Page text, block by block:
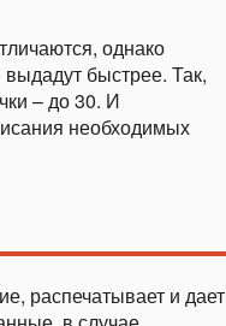
однако
быстрее. Так,
– до 30. И
необходимых
распечатывает и дает